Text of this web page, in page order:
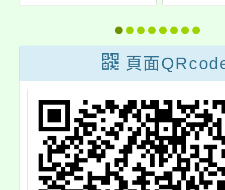
新研討會」
928健
祝教
會員
頁面